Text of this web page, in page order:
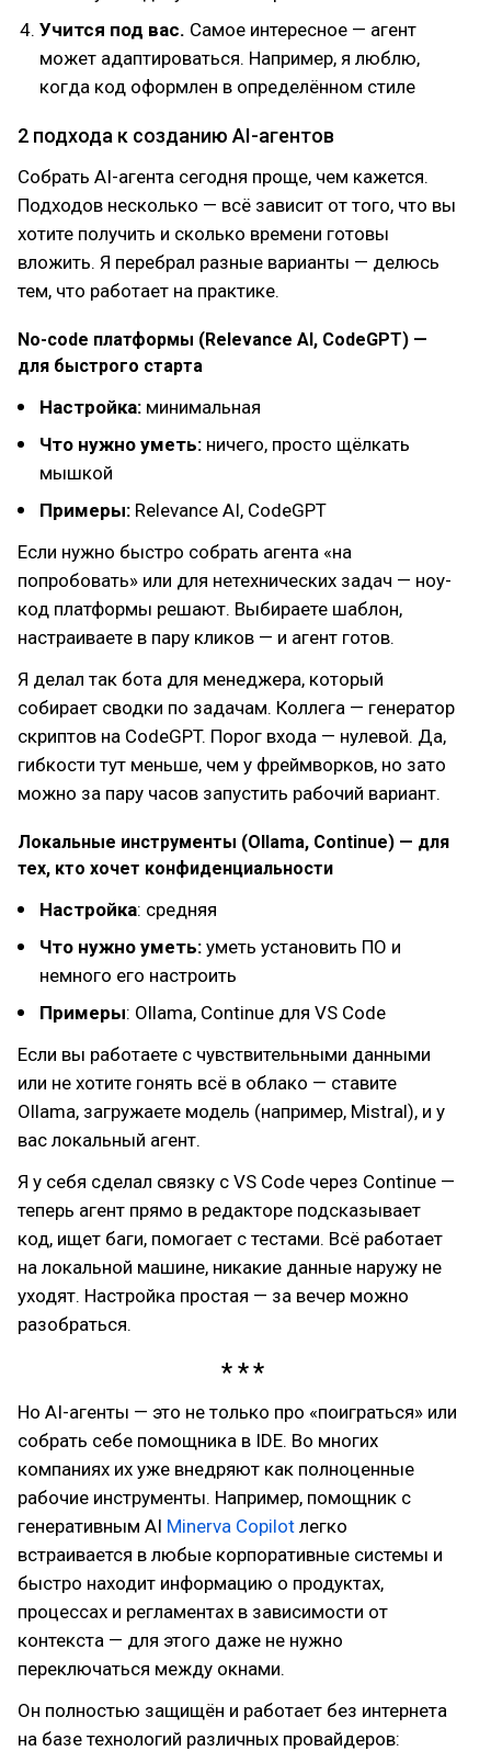
Учится под вас. Самое интересное — агент
может адаптироваться. Например, я люблю,
когда код оформлен в определённом стиле
2 подхода к созданию AI-агентов
Собрать AI-агента сегодня проще, чем кажется.
Подходов несколько — всё зависит от того, что вы
хотите получить и сколько времени готовы
вложить. Я перебрал разные варианты — делюсь
тем, что работает на практике.
No-code платформы (Relevance AI, CodeGPT) —
для быстрого старта
Настройка: минимальная
Что нужно уметь: ничего, просто щёлкать
мышкой
Примеры: Relevance AI, CodeGPT
Если нужно быстро собрать агента «на
попробовать» или для нетехнических задач — ноу-
код платформы решают. Выбираете шаблон,
настраиваете в пару кликов — и агент готов.
Я делал так бота для менеджера, который
собирает сводки по задачам. Коллега — генератор
скриптов на CodeGPT. Порог входа — нулевой. Да,
гибкости тут меньше, чем у фреймворков, но зато
можно за пару часов запустить рабочий вариант.
Локальные инструменты (Ollama, Continue) — для
тех, кто хочет конфиденциальности
Настройка: средняя
Что нужно уметь: уметь установить ПО и
немного его настроить
Примеры: Ollama, Continue для VS Code
Если вы работаете с чувствительными данными
или не хотите гонять всё в облако — ставите
Ollama, загружаете модель (например, Mistral), и у
вас локальный агент.
Я у себя сделал связку с VS Code через Continue —
теперь агент прямо в редакторе подсказывает
код, ищет баги, помогает с тестами. Всё работает
на локальной машине, никакие данные наружу не
уходят. Настройка простая — за вечер можно
разобраться.
Но AI-агенты — это не только про «поиграться» или
собрать себе помощника в IDE. Во многих
компаниях их уже внедряют как полноценные
рабочие инструменты. Например, помощник с
генеративным AI Minerva Copilot легко
встраивается в любые корпоративные системы и
быстро находит информацию о продуктах,
процессах и регламентах в зависимости от
контекста — для этого даже не нужно
переключаться между окнами.
Он полностью защищён и работает без интернета
на базе технологий различных провайдеров: